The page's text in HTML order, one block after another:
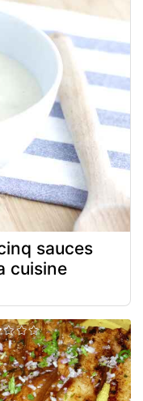
sauces
cuisine